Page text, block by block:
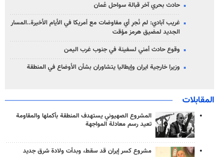
حادث بحري آخر قبالة سواحل عُمان
غريب آبادي: لم نُجرِ أي مفاوضات مع أمريكا في الأيام الأخيرة..المسار
الجديد لمضيق هرمز مؤقت
وقوع حادث أمني لسفينة في جنوب غرب اليمن
وزيرا خارجية ايران وإيطاليا يتشاوران بشأن الأوضاع في المنطقة
المقابلات
المشروع الصهيوني يستهدف المنطقة بأكملها والمقاومة
تعيد رسم معادلة المواجهة
مشروع كسر إيران قد سقط، وبدأت ولادة شرق جديد